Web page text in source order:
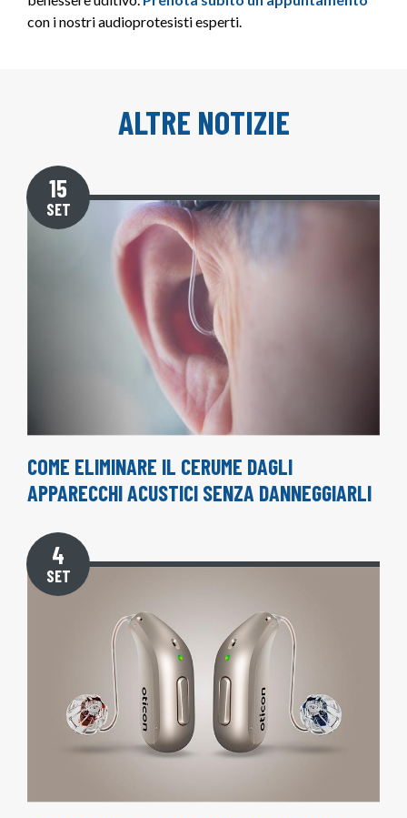
con i nostri audioprotesisti esperti.
ALTRE NOTIZIE
15
SET
COME ELIMINARE IL CERUME DAGLI
APPARECCHI ACUSTICI SENZA DANNEGGIARLI
4
SET